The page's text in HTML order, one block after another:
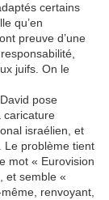
certains
qu’en
preuve d’une
juifs. On le
pose
caricature
israélien, et
Le problème tient
mot « Eurovision
et semble «
renvoyant,